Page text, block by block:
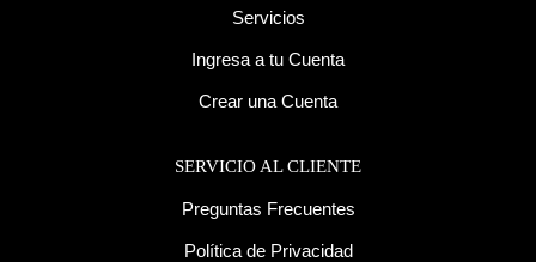
Servicios
Ingresa a tu Cuenta
Crear una Cuenta
SERVICIO AL CLIENTE
Preguntas Frecuentes
Política de Privacidad